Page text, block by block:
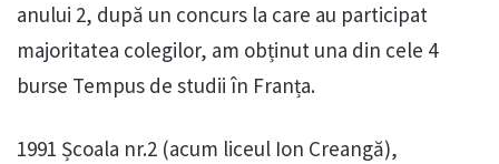
anului 2, după un concurs la care au participat
majoritatea colegilor, am obținut una din cele 4
burse Tempus de studii în Franța.
1991 Școala nr.2 (acum liceul Ion Creangă),